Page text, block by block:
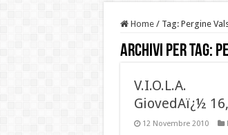
Home / Tag: Pergine
Archivi per tag:
V.I.O.L.A.
GiovedAï¿½
12 Novembre 2010